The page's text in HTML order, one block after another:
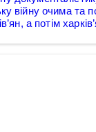
війну очима та
а потім